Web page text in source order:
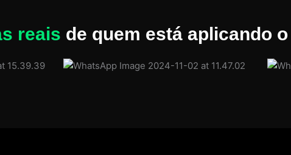
reais de quem está aplicando